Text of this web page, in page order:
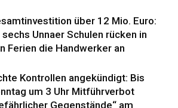
über 12 Mio. Euro:
sechs Unnaer Schulen rücken in
Ferien die Handwerker an
Kontrollen angekündigt: Bis
um 3 Uhr Mitführverbot
Gegenstände“ am